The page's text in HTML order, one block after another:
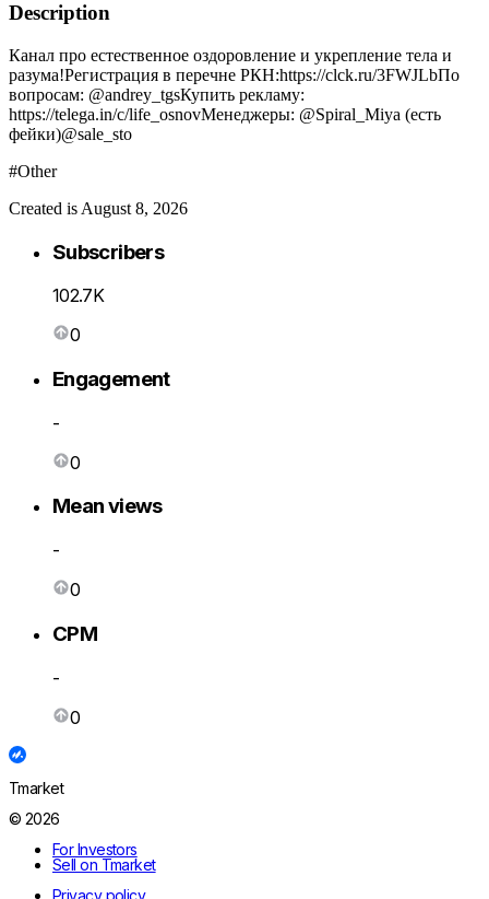
Description
Канал про естественное оздоровление и укрепление тела и
разума!Регистрация в перечне РКН:https://clck.ru/3FWJLbПо
вопросам: @andrey_tgsКупить рекламу:
https://telega.in/c/life_osnovМенеджеры: @Spiral_Miya (есть
фейки)@sale_sto
#Other
Created is August 8, 2026
Subscribers
102.7K
0
Engagement
-
0
Mean views
-
0
CPM
-
0
Tmarket
© 2026
For Investors
Sell on Tmarket
Privacy policy